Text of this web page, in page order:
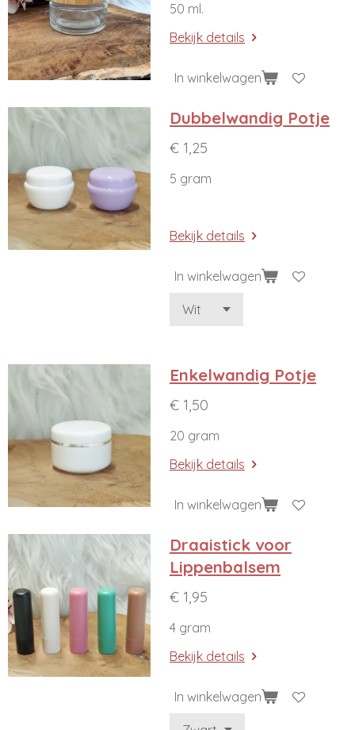
50 ml.
Bekijk details
In winkelwagen
Dubbelwandig Potje
€ 1,25
5 gram
Bekijk details
In winkelwagen
Enkelwandig Potje
€ 1,50
20 gram
Bekijk details
In winkelwagen
Draaistick voor
Lippenbalsem
€ 1,95
4 gram
Bekijk details
In winkelwagen